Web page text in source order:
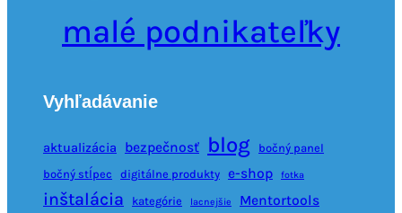
malé podnikateľky
Vyhľadávanie
aktualizácia bezpečnosť blog
bočný panel
bočný stĺpec
digitálne produkty e-shop fotka
inštalácia kategórie lacnejšie Mentortools